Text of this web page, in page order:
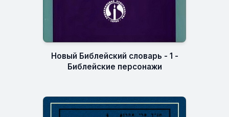
Новый Библейский словарь - 1 -
Библейские персонажи